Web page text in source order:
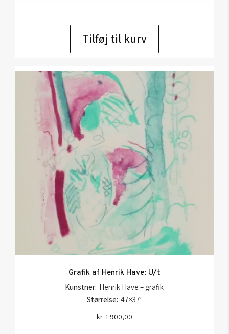
Tilføj til kurv
Grafik af Henrik Have: U/t
Kunstner: Henrik Have – grafik
Størrelse: 47×37′
kr. 1.900,00